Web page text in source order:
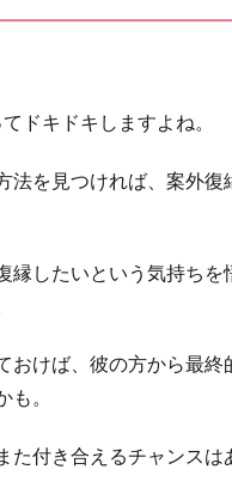
ドキドキしますよね。
法を見つければ、案外復
縁したいという気持ちを
おけば、彼の方から最終
。
た付き合えるチャンスは